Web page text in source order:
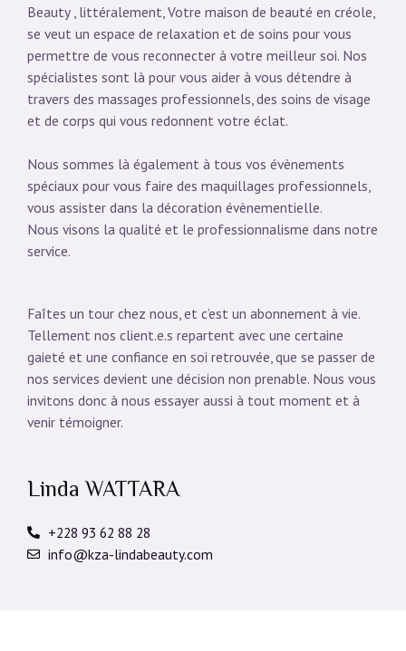
Beauty , littéralement, Votre maison de beauté en créole,
se veut un espace de relaxation et de soins pour vous
permettre de vous reconnecter à votre meilleur soi. Nos
spécialistes sont là pour vous aider à vous détendre à
travers des massages professionnels, des soins de visage
et de corps qui vous redonnent votre éclat.
Nous sommes là également à tous vos évènements
spéciaux pour vous faire des maquillages professionnels,
vous assister dans la décoration évènementielle.
Nous visons la qualité et le professionnalisme dans notre
service.
Faîtes un tour chez nous, et c’est un abonnement à vie.
Tellement nos client.e.s repartent avec une certaine
gaieté et une confiance en soi retrouvée, que se passer de
nos services devient une décision non prenable. Nous vous
invitons donc à nous essayer aussi à tout moment et à
venir témoigner.
Linda WATTARA
+228 93 62 88 28
info@kza-lindabeauty.com